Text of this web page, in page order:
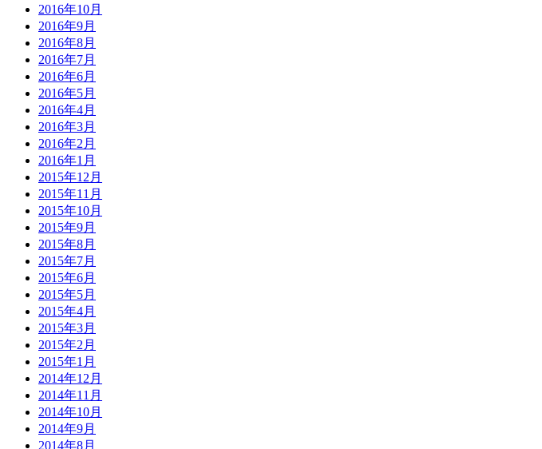
2016年10月
2016年9月
2016年8月
2016年7月
2016年6月
2016年5月
2016年4月
2016年3月
2016年2月
2016年1月
2015年12月
2015年11月
2015年10月
2015年9月
2015年8月
2015年7月
2015年6月
2015年5月
2015年4月
2015年3月
2015年2月
2015年1月
2014年12月
2014年11月
2014年10月
2014年9月
2014年8月